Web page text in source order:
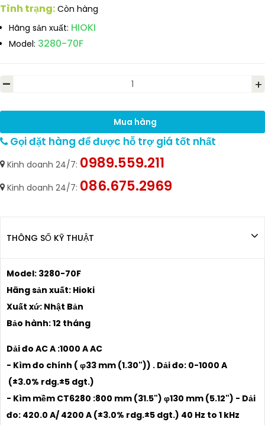
Tình trạng: Còn hàng
Hãng sản xuất: HIOKI
Model: 3280-70F
- +
Mua hàng
Gọi đặt hàng để được hỗ trợ giá tốt nhất
Kinh doanh 24/7: 0989.559.211
Kinh doanh 24/7: 086.675.2969
THÔNG SỐ KỸ THUẬT
Model: 3280-70F
Hãng sản xuất: Hioki
Xuất xứ: Nhật Bản
Bảo hành: 12 tháng
Dải đo AC A :1000 A AC
- Kìm đo chính ( φ33 mm (1.30")) . Dải đo: 0-1000 A
(±3.0% rdg.±5 dgt.)
- Kìm mềm CT6280 :800 mm (31.5") φ130 mm (5.12") - Dải
đo: 420.0 A/ 4200 A (±3.0% rdg.±5 dgt.) 40 Hz to 1 kHz